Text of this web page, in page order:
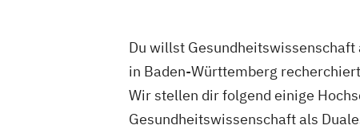
Du willst
in Baden-Württemberg
Wir stellen dir folgend einige
Gesundheitswissenschaft als